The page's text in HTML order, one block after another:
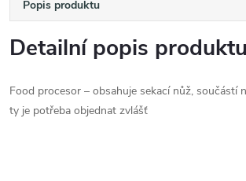
Popis produktu
Detailní popis produktu
Food procesor – obsahuje sekací nůž, součástí
ty je potřeba objednat zvlášť